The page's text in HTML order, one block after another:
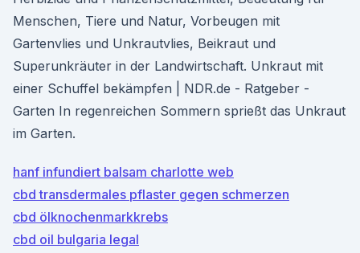
Menschen, Tiere und Natur, Vorbeugen mit
Gartenvlies und Unkrautvlies, Beikraut und
Superunkräuter in der Landwirtschaft. Unkraut mit
einer Schuffel bekämpfen | NDR.de - Ratgeber -
Garten In regenreichen Sommern sprießt das Unkraut
im Garten.
hanf infundiert balsam charlotte web
cbd transdermales pflaster gegen schmerzen
cbd ölknochenmarkkrebs
cbd oil bulgaria legal